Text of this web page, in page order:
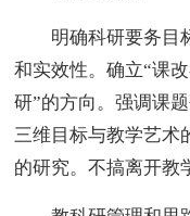
明确科研要务目
和实效性。确立“课
研”的方向。强调课
三维目标与教学艺术
的研究。不搞离开教